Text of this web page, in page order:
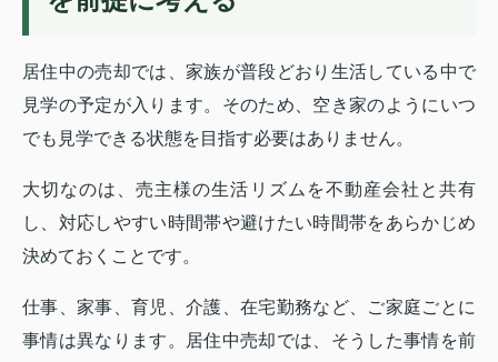
居住中の売却では、家族が普段どおり生活している中で
見学の予定が入ります。そのため、空き家のようにいつ
でも見学できる状態を目指す必要はありません。
大切なのは、売主様の生活リズムを不動産会社と共有
し、対応しやすい時間帯や避けたい時間帯をあらかじめ
決めておくことです。
仕事、家事、育児、介護、在宅勤務など、ご家庭ごとに
事情は異なります。居住中売却では、そうした事情を前